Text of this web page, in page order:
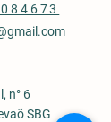
n° 6
SBG